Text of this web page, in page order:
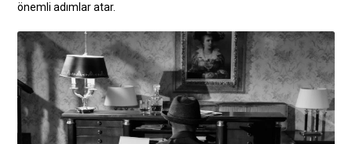
önemli adımlar atar.